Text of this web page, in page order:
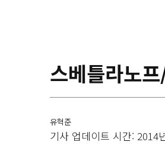
스베틀라노
유혁준
기사 업데이트 시간: 2014